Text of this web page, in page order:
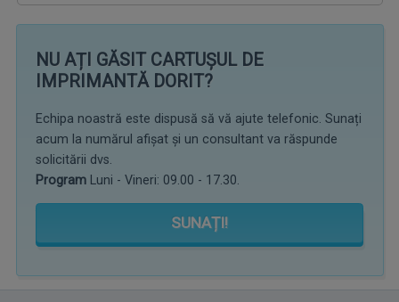
NU AȚI GĂSIT CARTUȘUL DE
IMPRIMANTĂ DORIT?
Echipa noastră este dispusă să vă ajute telefonic. Sunați
acum la numărul afișat și un consultant va răspunde
solicitării dvs.
Program Luni - Vineri: 09.00 - 17.30.
SUNAȚI!